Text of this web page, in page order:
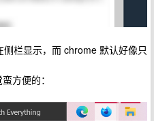
栏显示，而 chrome 默认好像只
方便的：